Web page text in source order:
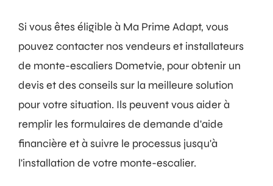
Si vous êtes éligible à Ma Prime Adapt, vous
pouvez contacter nos vendeurs et installateurs
de monte-escaliers Dometvie, pour obtenir un
devis et des conseils sur la meilleure solution
pour votre situation. Ils peuvent vous aider à
remplir les formulaires de demande d'aide
financière et à suivre le processus jusqu'à
l'installation de votre monte-escalier.